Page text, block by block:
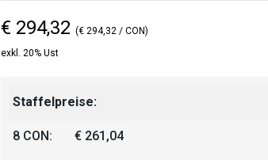
€ 294,32 (€ 294,32 / CON)
exkl. 20% Ust
Staffelpreise:
8 CON: € 261,04